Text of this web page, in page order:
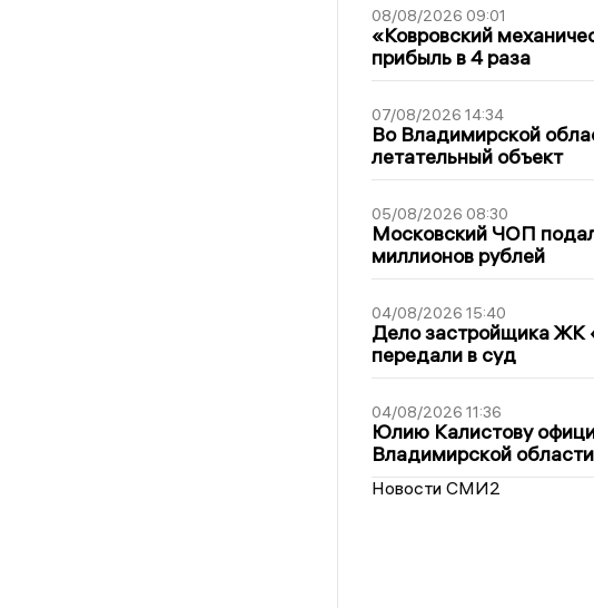
08/08/2026 09:01
«Ковровский
прибыль в 4 раза
07/08/2026 14:34
Во Владимирской
летательный объект
05/08/2026 08:30
Московский ЧОП
миллионов рублей
04/08/2026 15:40
Дело застройщика
передали в суд
04/08/2026 11:36
Юлию Калистову
Владимирской области
Новости СМИ2